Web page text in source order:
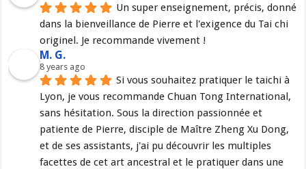
Un super enseignement, précis, donné
dans la bienveillance de Pierre et l'exigence du Tai chi
originel. Je recommande vivement !
M. G.
8 years ago
Si vous souhaitez pratiquer le taichi à
Lyon, je vous recommande Chuan Tong International,
sans hésitation. Sous la direction passionnée et
patiente de Pierre, disciple de Maître Zheng Xu Dong,
et de ses assistants, j'ai pu découvrir les multiples
facettes de cet art ancestral et le pratiquer dans une